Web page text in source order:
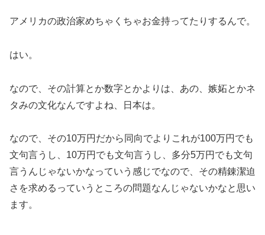
アメリカの政治家めちゃくちゃお金持ってたりするんで。
はい。
なので、その計算とか数字とかよりは、あの、嫉妬とかネ
タみの文化なんですよね、日本は。
なので、その10万円だから同向でよりこれが100万円でも
文句言うし、10万円でも文句言うし、多分5万円でも文句
言うんじゃないかなっていう感じでなので、その精錬潔迫
さを求めるっていうところの問題なんじゃないかなと思い
ます。